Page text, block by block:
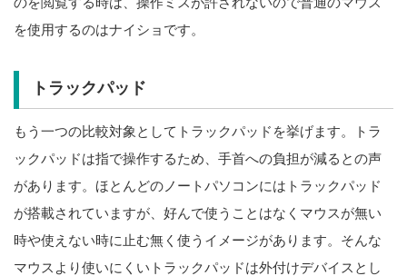
を使用するのはナイショです。
トラックパッド
もう一つの比較対象としてトラックパッドを挙げます。トラ
ックパッドは指で操作するため、手首への負担が減るとの声
があります。ほとんどのノートパソコンにはトラックパッド
が搭載されていますが、好んで使うことはなくマウスが無い
時や使えない時に止む無く使うイメージがあります。そんな
マウスより使いにくいトラックパッドは外付けデバイスとし